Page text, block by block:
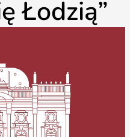
Łodzią”